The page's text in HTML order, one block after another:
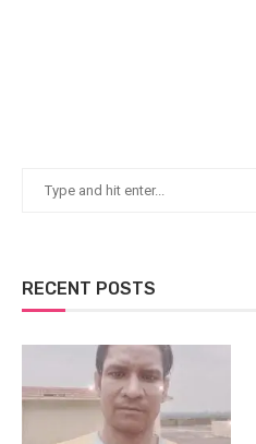
RECENT POSTS